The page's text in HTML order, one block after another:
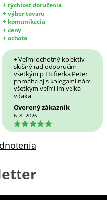
+ rýchlosť doručenia
+ výber tovaru
+ komunikácia
+ ceny
+ ochota
+ Veľmi ochotný kolektív
slušný rad odporučím
všetkým p Hofierka Peter
pomáha aj s kolegami nám
všetkým veľmi im veľká
vďaka
Overený zákazník
6. 8. 2026
5